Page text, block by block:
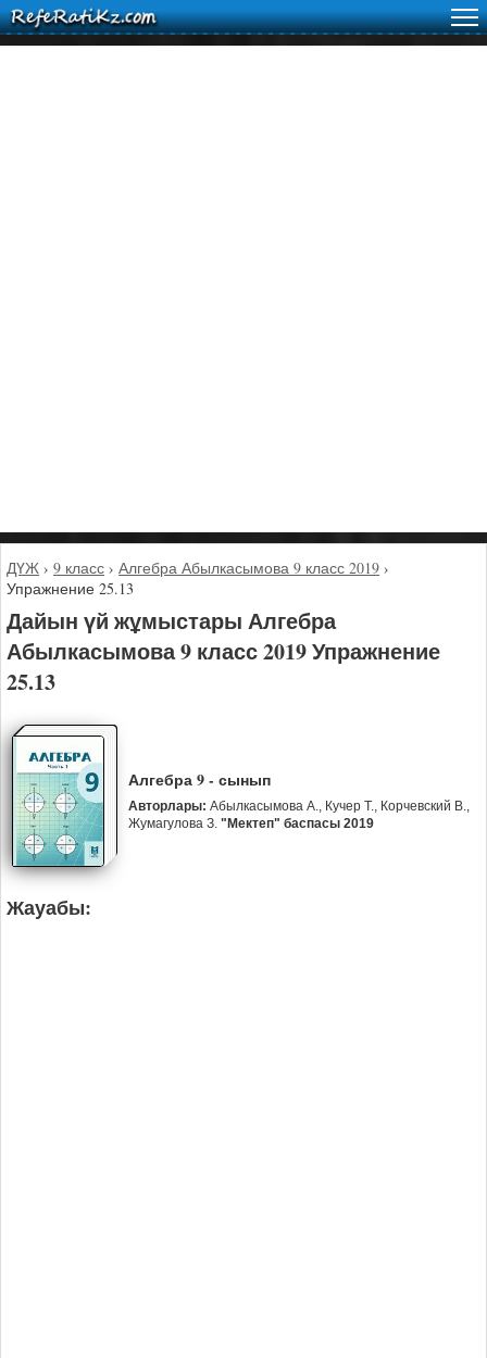
ДҮЖ › 9 класс › Алгебра Абылкасымова 9 класс 2019 ›
Упражнение 25.13
Дайын үй жұмыстары Алгебра
Абылкасымова 9 класс 2019 Упражнение
25.13
Алгебра 9 - сынып
Авторлары: Абылкасымова А., Кучер Т., Корчевский В.,
Жумагулова З. "Мектеп" баспасы 2019
Жауабы: